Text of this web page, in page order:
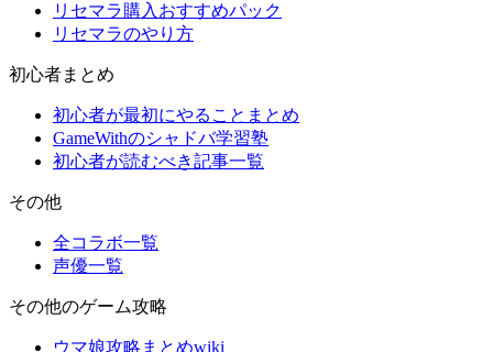
リセマラ購入おすすめパック
リセマラのやり方
初心者まとめ
初心者が最初にやることまとめ
GameWithのシャドバ学習塾
初心者が読むべき記事一覧
その他
全コラボ一覧
声優一覧
その他のゲーム攻略
ウマ娘攻略まとめwiki